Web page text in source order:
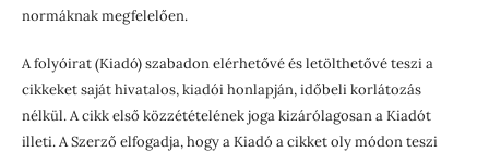
normáknak megfelelően.
A folyóirat (Kiadó) szabadon elérhetővé és letölthetővé teszi a
cikkeket saját hivatalos, kiadói honlapján, időbeli korlátozás
nélkül. A cikk első közzétételének joga kizárólagosan a Kiadót
illeti. A Szerző elfogadja, hogy a Kiadó a cikket oly módon teszi